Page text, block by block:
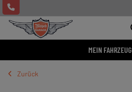
MEIN FAHRZEUG
Zurück